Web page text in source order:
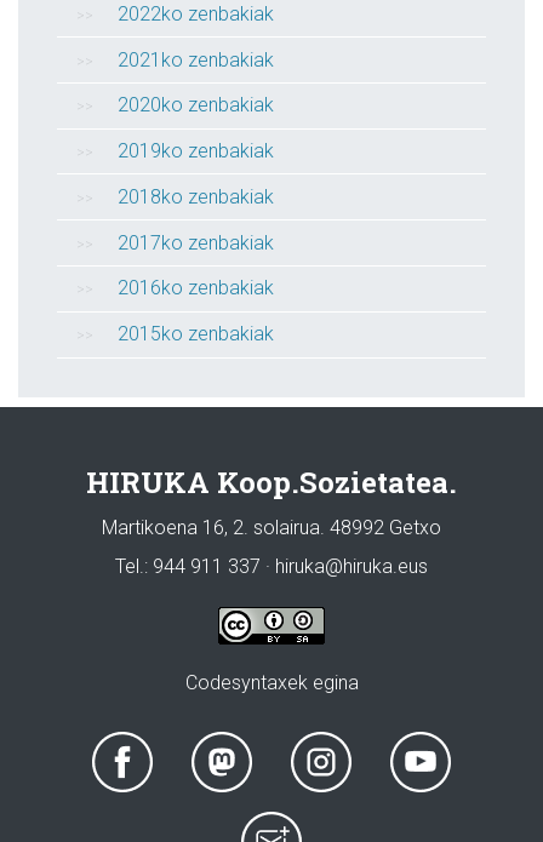
2022ko zenbakiak
2021ko zenbakiak
2020ko zenbakiak
2019ko zenbakiak
2018ko zenbakiak
2017ko zenbakiak
2016ko zenbakiak
2015ko zenbakiak
HIRUKA Koop.Sozietatea.
Martikoena 16, 2. solairua. 48992 Getxo
Tel.: 944 911 337 · hiruka@hiruka.eus
Codesyntaxek egina